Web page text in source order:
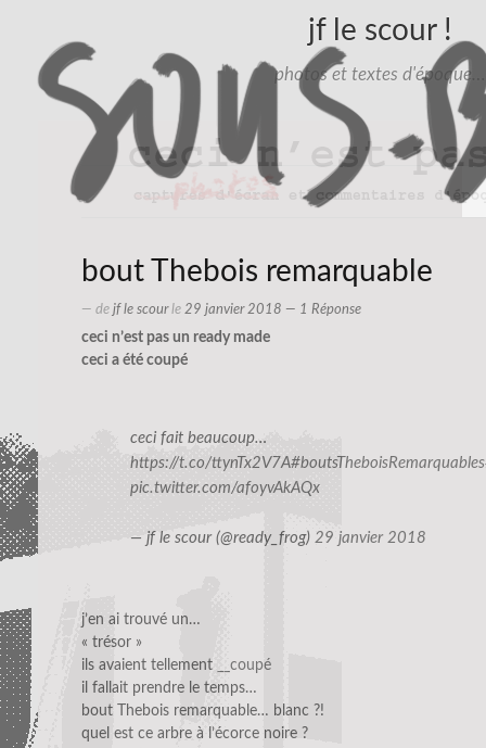
jf le scour !
photos et textes d'époque…
bout Thebois remarquable
— de jf le scourle 29 janvier 2018 — 1 Réponse
ceci n’est pas un ready made
ceci a été coupé
ceci fait beaucoup…
https://t.co/ttynTx2V7A#boutsTheboisRemarquables
pic.twitter.com/afoyvAkAQx
— jf le scour (@ready_frog) 29 janvier 2018
j’en ai trouvé un…
« trésor »
ils avaient tellement
__coupé
il fallait prendre le temps…
bout Thebois remarquable… blanc ?!
quel est ce arbre à l’écorce noire ?